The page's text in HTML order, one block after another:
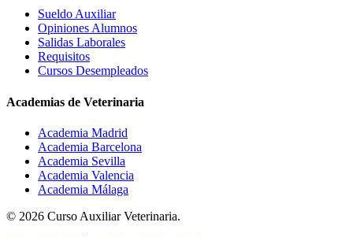
Sueldo Auxiliar
Opiniones Alumnos
Salidas Laborales
Requisitos
Cursos Desempleados
Academias de Veterinaria
Academia Madrid
Academia Barcelona
Academia Sevilla
Academia Valencia
Academia Málaga
© 2026 Curso Auxiliar Veterinaria.